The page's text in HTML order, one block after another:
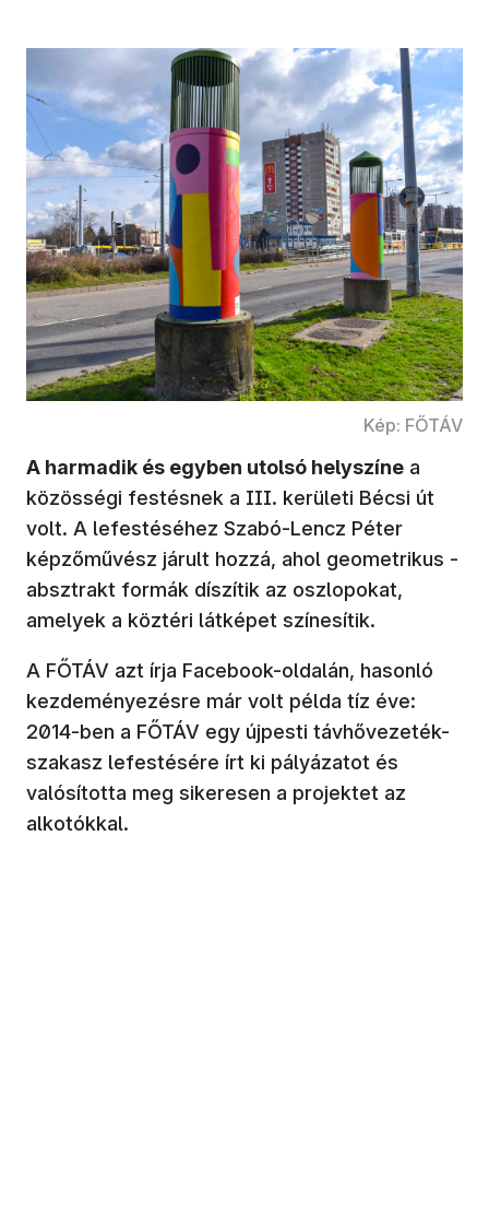
Kép: FŐTÁV
A harmadik és egyben utolsó helyszíne a
közösségi festésnek a III. kerületi Bécsi út
volt. A lefestéséhez Szabó-Lencz Péter
képzőművész járult hozzá, ahol geometrikus -
absztrakt formák díszítik az oszlopokat,
amelyek a köztéri látképet színesítik.
A FŐTÁV azt írja Facebook-oldalán, hasonló
kezdeményezésre már volt példa tíz éve:
2014-ben a FŐTÁV egy újpesti távhővezeték-
szakasz lefestésére írt ki pályázatot és
valósította meg sikeresen a projektet az
alkotókkal.